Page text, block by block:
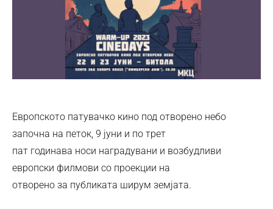
Европското патувачко кино под отворено небо
започна на петок, 9 јуни и по трет
пат годинава носи наградувани и возбудливи
европски филмови со проекции на
отворено за публиката ширум земјата.